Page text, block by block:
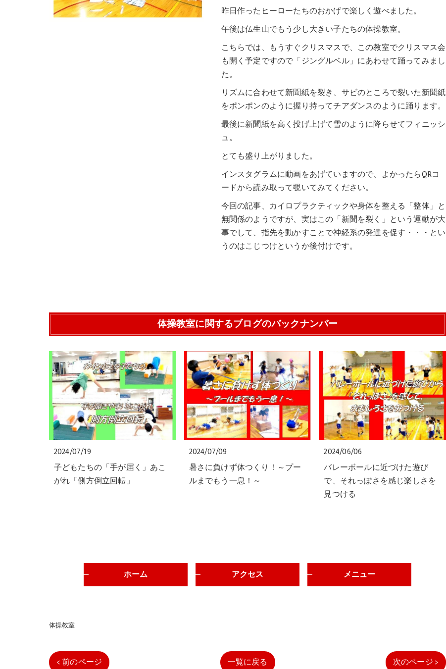
昨日作ったヒーローたちのおかげで楽しく遊べました。
午後は仏生山でもう少し大きい子たちの体操教室。
こちらでは、もうすぐクリスマスで、この教室でクリスマス会
も開く予定ですので「ジングルベル」にあわせて踊ってみまし
た。
リズムに合わせて新聞紙を裂き、サビのところで裂いた新聞紙
をポンポンのように握り持ってチアダンスのように踊ります。
最後に新聞紙を高く投げ上げて雪のように降らせてフィニッシ
ュ。
とても盛り上がりました。
インスタグラムに動画をあげていますので、よかったらQRコ
ードから読み取って覗いてみてください。
今回の記事、カイロプラクティックや身体を整える「整体」と
無関係のようですが、実はこの「新聞を裂く」という運動が大
事でして、指先を動かすことで神経系の発達を促す・・・とい
うのはこじつけというか後付けです。
体操教室に関するブログのバックナンバー
2024/07/19
子どもたちの「手が届く」あこ
がれ「側方倒立回転」
2024/07/09
暑さに負けず体つくり！～プー
ルまでもう一息！～
2024/06/06
バレーボールに近づけた遊び
で、それっぽさを感じ楽しさを
見つける
ホーム アクセス メニュー
体操教室
< 前のページ 一覧に戻る 次のページ >